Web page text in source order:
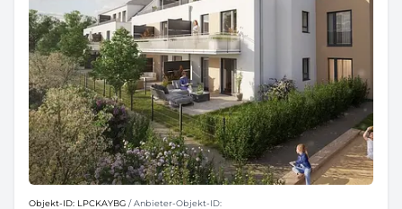
Objekt-ID: LPCKAYBG / Anbieter-Objekt-ID: